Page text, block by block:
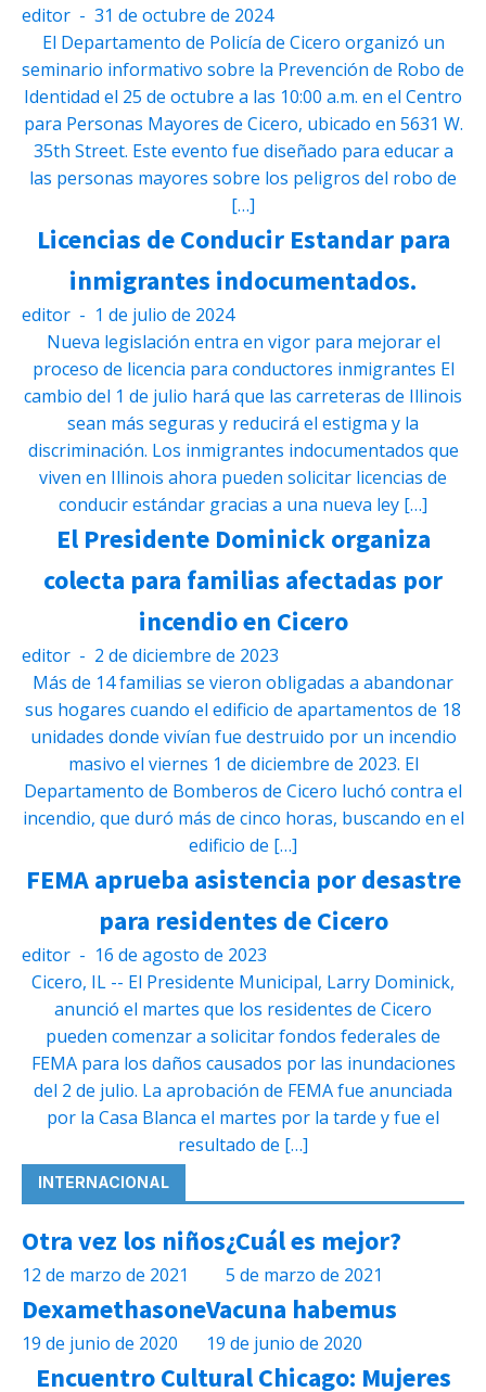
editor - 31 de octubre de 2024
El Departamento de Policía de Cicero organizó un
seminario informativo sobre la Prevención de Robo de
Identidad el 25 de octubre a las 10:00 a.m. en el Centro
para Personas Mayores de Cicero, ubicado en 5631 W.
35th Street. Este evento fue diseñado para educar a
las personas mayores sobre los peligros del robo de
[…]
Licencias de Conducir Estandar para
inmigrantes indocumentados.
editor - 1 de julio de 2024
Nueva legislación entra en vigor para mejorar el
proceso de licencia para conductores inmigrantes El
cambio del 1 de julio hará que las carreteras de Illinois
sean más seguras y reducirá el estigma y la
discriminación. Los inmigrantes indocumentados que
viven en Illinois ahora pueden solicitar licencias de
conducir estándar gracias a una nueva ley […]
El Presidente Dominick organiza
colecta para familias afectadas por
incendio en Cicero
editor - 2 de diciembre de 2023
Más de 14 familias se vieron obligadas a abandonar
sus hogares cuando el edificio de apartamentos de 18
unidades donde vivían fue destruido por un incendio
masivo el viernes 1 de diciembre de 2023. El
Departamento de Bomberos de Cicero luchó contra el
incendio, que duró más de cinco horas, buscando en el
edificio de […]
FEMA aprueba asistencia por desastre
para residentes de Cicero
editor - 16 de agosto de 2023
Cicero, IL -- El Presidente Municipal, Larry Dominick,
anunció el martes que los residentes de Cicero
pueden comenzar a solicitar fondos federales de
FEMA para los daños causados por las inundaciones
del 2 de julio. La aprobación de FEMA fue anunciada
por la Casa Blanca el martes por la tarde y fue el
resultado de […]
INTERNACIONAL
Otra vez los niños
12 de marzo de 2021
¿Cuál es mejor?
5 de marzo de 2021
Dexamethasone
19 de junio de 2020
Vacuna habemus
19 de junio de 2020
Encuentro Cultural Chicago: Mujeres